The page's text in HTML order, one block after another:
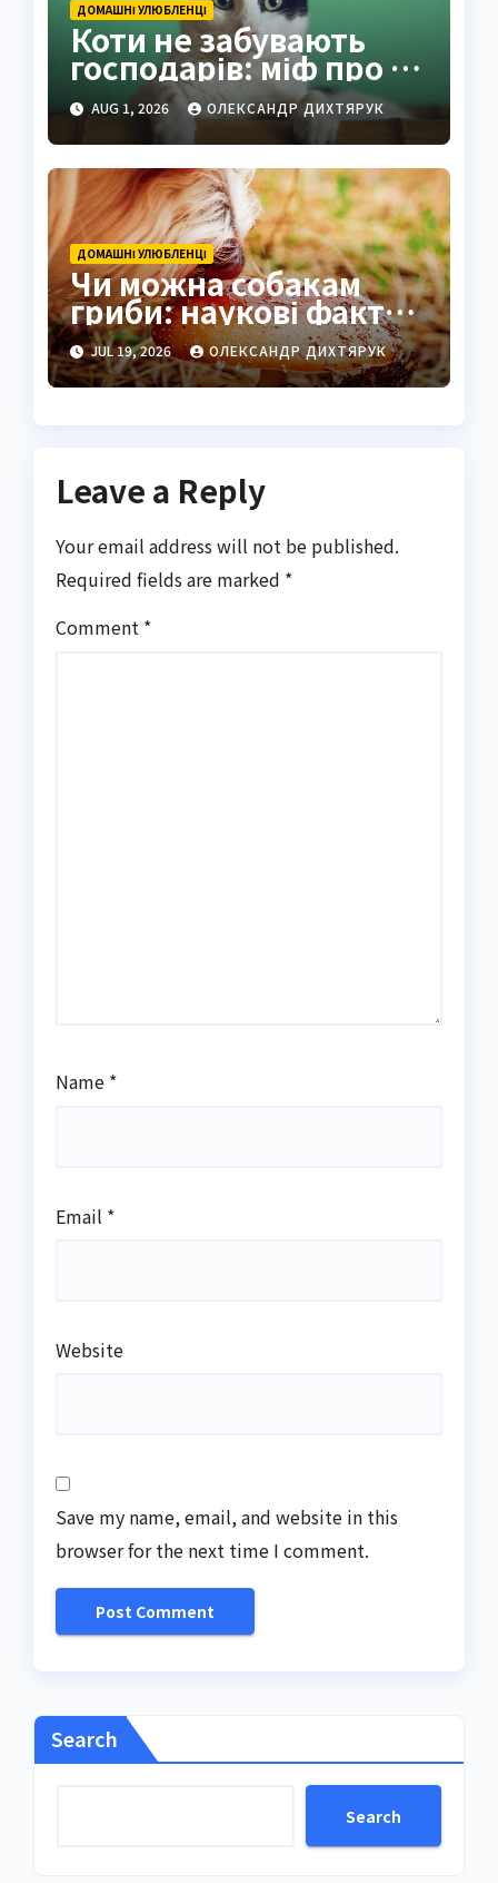
ДОМАШНІ УЛЮБЛЕНЦІ
Коти не забувають
господарів: міф про 16
годин розвінчано
AUG 1, 2026 ОЛЕКСАНДР ДИХТЯРУК
ДОМАШНІ УЛЮБЛЕНЦІ
Чи можна собакам
гриби: наукові факти
та практичні поради
JUL 19, 2026 ОЛЕКСАНДР ДИХТЯРУК
Leave a Reply
Your email address will not be published.
Required fields are marked *
Comment *
Name *
Email *
Website
Save my name, email, and website in this
browser for the next time I comment.
Search
Search